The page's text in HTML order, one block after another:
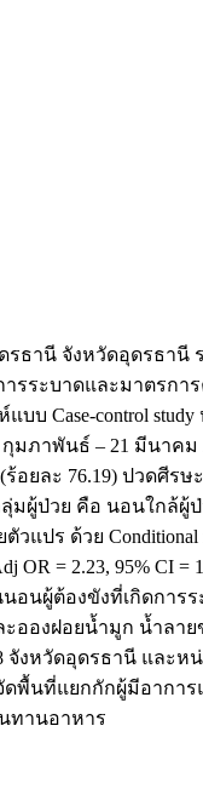
านี จังหวัดอุดรธานี
ระบาดและมาตรก
control
าพันธ์ – 21 มีนาคม
ยละ 76.19) ปวดศีร
ป่วย คือ นอนใกล้ผู้
ปร ด้วย
2.23, 95% CI =
นนอนผู้ต้องขังที่เกิ
องฝอยน้ำมูก น้ำลา
วัดอุดรธานี และหน่
นที่แยกกักผู้มีอากา
ทานอาหาร